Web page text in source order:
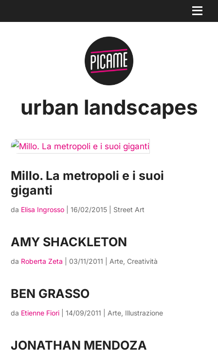
urban landscapes
Millo. La metropoli e i suoi
giganti
da Elisa Ingrosso |16/02/2015 Street Art
AMY SHACKLETON
da Roberta Zeta 03/11/2011 Arte, Creatività
BEN GRASSO
da Etienne Fiori |14/09/2011 Arte, Illustrazione
JONATHAN MENDOZA